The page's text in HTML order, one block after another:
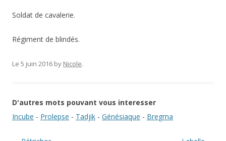
Soldat de cavalerie.
Régiment de blindés.
Le 5 juin 2016 by Nicole.
D'autres mots pouvant vous interesser
Incube - Prolepse - Tadjik - Génésiaque - Bregma